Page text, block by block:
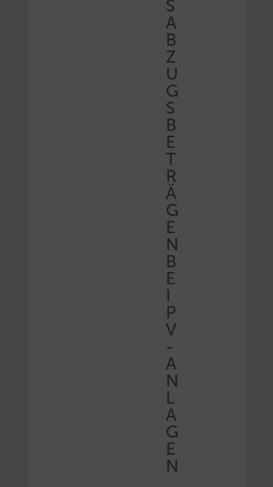
S
A
B
Z
U
G
S
B
E
T
R
Ä
G
E
N
B
E
I
P
V
-
A
N
L
A
G
E
N